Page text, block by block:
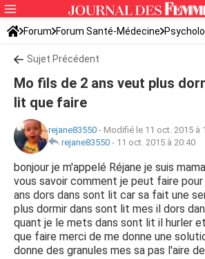
Forum Forum Santé-Médecine
Sommeil et fatigue
Sujet Précédent
Mo fils de 2 ans veut plus
lit que faire
rejane83550 - Modifié le 11 oct. 2015 à
rejane83550 - 11 oct. 2015 à 20:40
bonjour je m'appelé Réjane je suis
vous savoir comment je peut faire
ans dors dans sont lit car sa fait une
plus dormir dans sont lit mes il dors
quant je le mets dans sont lit il hurler
que faire merci de me donne une
donne des granules mes sa pas l'aire